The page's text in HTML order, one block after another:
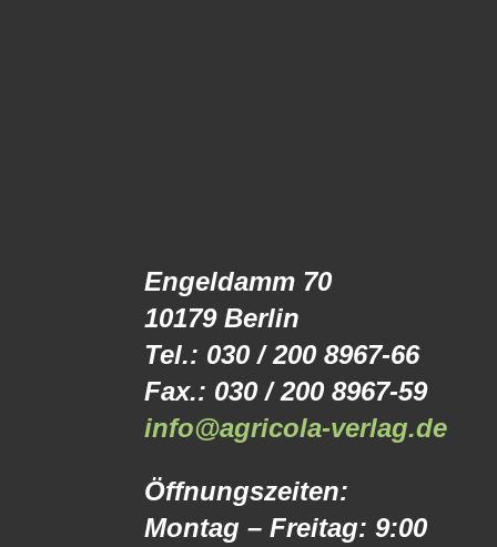
Engeldamm 70
10179 Berlin
Tel.: 030 / 200 8967-66
Fax.: 030 / 200 8967-59
info@agricola-verlag.de
Öffnungszeiten:
Montag – Freitag: 9:00